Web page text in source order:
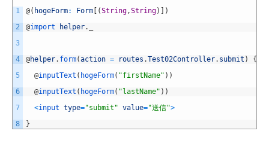
1
2
3
4
5
6
7
8
@( hogeForm: Form [ (String ,String) ] )
@import helper.
@helper. form(action = routes .Test02Controller. submit )
{
@inputText ( hogeForm( "firstName" ) )
@inputText ( hogeForm( "lastName" ) )
<input type="submit" value="送信">
}